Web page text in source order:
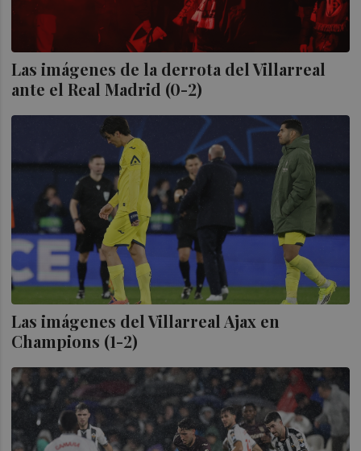
Las imágenes de la derrota del Villarreal
ante el Real Madrid (0-2)
Las imágenes del Villarreal Ajax en
Champions (1-2)